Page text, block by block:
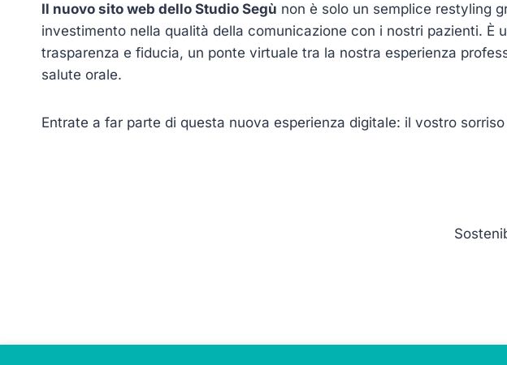
Il nuovo sito web dello Studio Segù non è solo un semplice restyling
investimento nella qualità della comunicazione con i nostri pazienti. È
trasparenza e fiducia, un ponte virtuale tra la nostra esperienza
salute orale.
Entrate a far parte di questa nuova esperienza digitale: il vostro